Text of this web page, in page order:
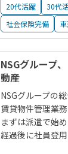
20代活躍 30代
社会保険完備
NSGグループ
動産
NSGグループの
賃貸物件管理業
まずは派遣で始
経過後に社員登